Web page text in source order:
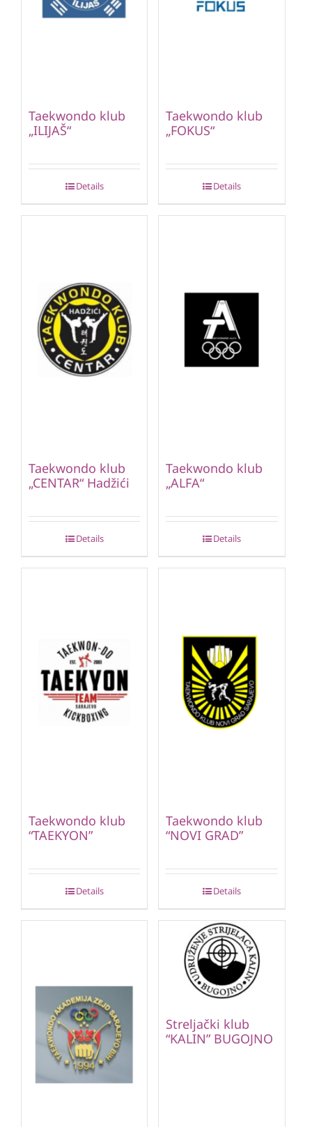
Taekwondo klub
„ILIJAŠ“
Details
Taekwondo klub
„FOKUS“
Details
Taekwondo klub
„CENTAR“ Hadžići
Details
Taekwondo klub
„ALFA“
Details
Taekwondo klub
“TAEKYON”
Details
Taekwondo klub
“NOVI GRAD”
Details
Streljački klub
“KALIN” BUGOJNO